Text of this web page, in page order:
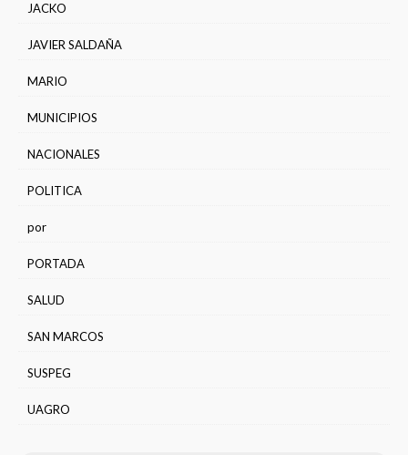
JACKO
JAVIER SALDAÑA
MARIO
MUNICIPIOS
NACIONALES
POLITICA
por
PORTADA
SALUD
SAN MARCOS
SUSPEG
UAGRO